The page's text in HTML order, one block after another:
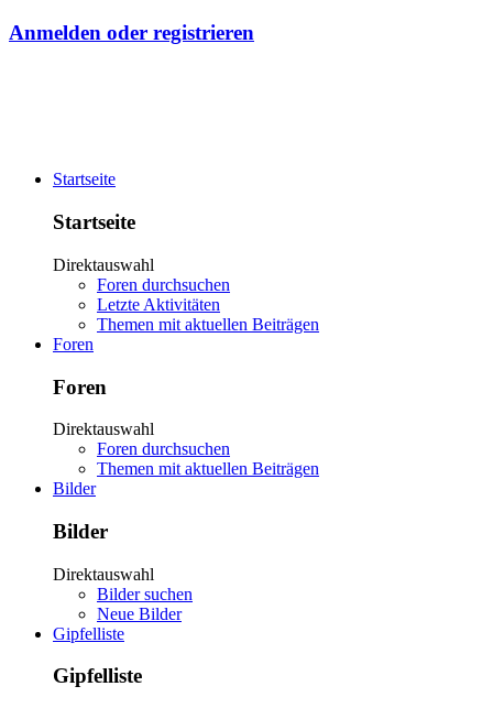
Anmelden oder registrieren
Startseite
Startseite
Direktauswahl
Foren durchsuchen
Letzte Aktivitäten
Themen mit aktuellen Beiträgen
Foren
Foren
Direktauswahl
Foren durchsuchen
Themen mit aktuellen Beiträgen
Bilder
Bilder
Direktauswahl
Bilder suchen
Neue Bilder
Gipfelliste
Gipfelliste